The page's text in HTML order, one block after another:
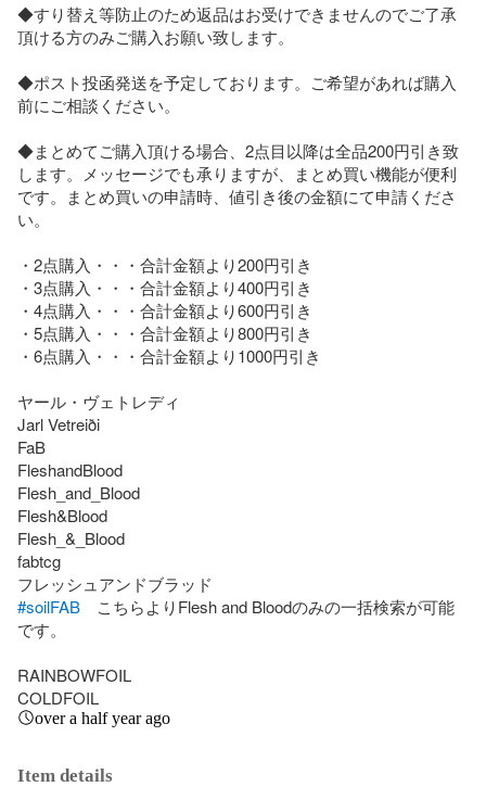
◆すり替え等防止のため返品はお受けできませんのでご了承
頂ける方のみご購入お願い致します。
◆ポスト投函発送を予定しております。ご希望があれば購入
前にご相談ください。
◆まとめてご購入頂ける場合、2点目以降は全品200円引き致
します。メッセージでも承りますが、まとめ買い機能が便利
です。まとめ買いの申請時、値引き後の金額にて申請くださ
い。
・2点購入・・・合計金額より200円引き
・3点購入・・・合計金額より400円引き
・4点購入・・・合計金額より600円引き
・5点購入・・・合計金額より800円引き
・6点購入・・・合計金額より1000円引き
ヤール・ヴェトレディ
Jarl Vetreiði
FaB
FleshandBlood
Flesh_and_Blood
Flesh&Blood
Flesh_&_Blood
fabtcg
#soilFAB こちらよりFlesh and Bloodのみの一括検索が可能
です。
RAINBOWFOIL
COLDFOIL
over a half year ago
Item details